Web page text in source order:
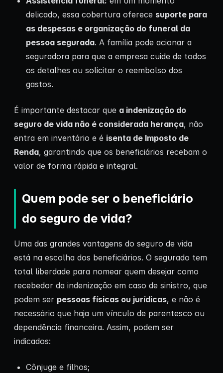
delicado, essa cobertura oferece suporte para
as despesas e organização do funeral da
pessoa segurada. A família pode acionar a
seguradora para que a empresa cuide de todos
os detalhes ou solicitar o reembolso dos
gastos.
É importante destacar que a indenização do
seguro de vida não é considerada herança, não
entra em inventário e é isenta de Imposto de
Renda, garantindo que os beneficiários recebam o
valor de forma rápida e integral.
Quem pode ser o beneficiário
do seguro de vida?
Uma das grandes vantagens do seguro de vida
está na escolha dos beneficiários. O segurado tem
total liberdade para nomear quem desejar como
recebedor da indenização em caso de sinistro, que
podem ser pessoas físicas ou jurídicas, e não é
necessário que haja um vínculo de parentesco ou
dependência financeira. Assim, podem ser
indicados:
Cônjuge e filhos;